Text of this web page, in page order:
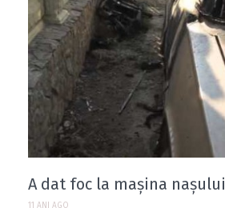
A dat foc la mașina nașului
11 ANI AGO